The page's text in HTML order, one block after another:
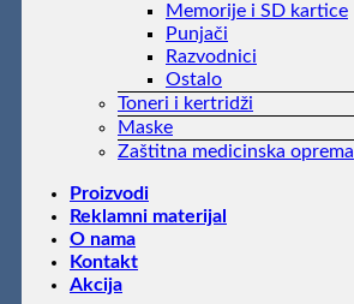
Memorije i SD kartice
Punjači
Razvodnici
Ostalo
Toneri i kertridži
Maske
Zaštitna medicinska oprema
Proizvodi
Reklamni materijal
O nama
Kontakt
Akcija